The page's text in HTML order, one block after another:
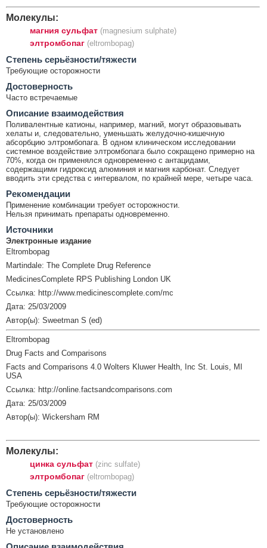
Молекулы:
магния сульфат (magnesium sulphate)
элтромбопаг (eltrombopag)
Cтепень серьёзности/тяжести
Требующие осторожности
Достоверность
Часто встречаемые
Описание взаимодействия
Поливалентные катионы, например, магний, могут образовывать
хелаты и, следовательно, уменьшать желудочно-кишечную
абсорбцию элтромбопага. В одном клиническом исследовании
системное воздействие элтромбопага было сокращено примерно на
70%, когда он применялся одновременно с антацидами,
содержащими гидроксид алюминия и магния карбонат. Следует
вводить эти средства с интервалом, по крайней мере, четыре часа.
Рекомендации
Применение комбинации требует осторожности.
Нельзя принимать препараты одновременно.
Источники
Электронные издание
Eltrombopag
Martindale: The Complete Drug Reference
MedicinesComplete RPS Publishing London UK
Ссылка: http://www.medicinescomplete.com/mc
Дата: 25/03/2009
Автор(ы): Sweetman S (ed)
Eltrombopag
Drug Facts and Comparisons
Facts and Comparisons 4.0 Wolters Kluwer Health, Inc St. Louis, MI
USA
Ссылка: http://online.factsandcomparisons.com
Дата: 25/03/2009
Автор(ы): Wickersham RM
Молекулы:
цинка сульфат (zinc sulfate)
элтромбопаг (eltrombopag)
Cтепень серьёзности/тяжести
Требующие осторожности
Достоверность
Не установлено